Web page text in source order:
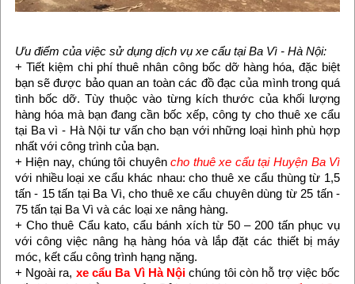
Ưu điểm của việc sử dụng dịch vụ xe cẩu tại Ba Vì - Hà Nội:
+ Tiết kiệm chi phí thuê nhân công bốc dỡ hàng hóa, đặc biệt
bạn sẽ được bảo quan an toàn các đồ đạc của mình trong quá
tình bốc dỡ. Tùy thuộc vào từng kích thước của khối lượng
hàng hóa mà bạn đang cần bốc xếp, công ty cho thuê xe cẩu
tại Ba vì - Hà Nội tư vấn cho bạn với những loại hình phù hợp
nhất với công trình của bạn.
+ Hiện nay, chúng tôi chuyêncho thuê xe cẩu tại Huyện Ba Vì
với nhiều loại xe cẩu khác nhau: cho thuê xe cẩu thùng từ 1,5
tấn - 15 tấn tại Ba Vì, cho thuê xe cẩu chuyên dùng từ 25 tấn -
75 tấn tại Ba Vì và các loại xe nâng hàng.
+ Cho thuê Cẩu kato, cẩu bánh xích từ 50 – 200 tấn phục vụ
với công việc nâng hạ hàng hóa và lắp đặt các thiết bị máy
móc, kết cấu công trình hạng nặng.
+ Ngoài ra, xe cẩu Ba Vì Hà Nội chúng tôi còn hỗ trợ việc bốc